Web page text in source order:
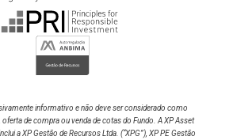
informativo e não deve ser considerado como
de compra ou venda de cotas do Fundo. A XP Asset
a XP Gestão de Recursos Ltda. (“XPG”), XP PE Gestão